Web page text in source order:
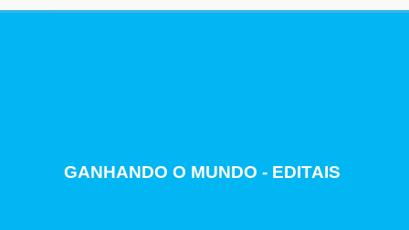
ESTUDO E PLANEJAMENTO
GANHANDO O MUNDO - EDITAIS
CREDENCIAMENTO DE SERVIDORES
PROJETO BEM CUIDAR